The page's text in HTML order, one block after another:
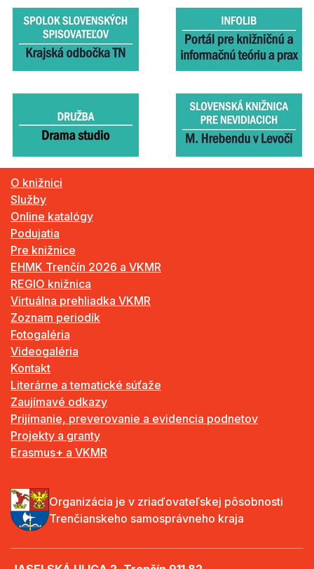
O knižnici
Služby
Online katalógy
Podujatia
Pre knižnice
EHMK Trenčín 2026 a VKMR
REGIO knižnica
Virtuálna prehliadka VKMR
Zoznam periodík
Fotogaléria
Videogaléria
Kontakt
Literárne a tematické súťaže
Zaujímavé odkazy
Prijímanie, preverovanie a evidencia podnetov
Projekty a granty
Erasmus+ a VKMR
Organizácia je v zriaďovateľskej pôsobnosti
Trenčianskeho samosprávneho kraja